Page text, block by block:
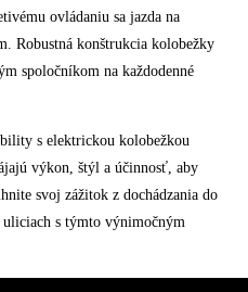
ovládaniu sa jazda na
Robustná konštrukcia kolobežky
spoločníkom na každodenné
s elektrickou kolobežkou
výkon, štýl a účinnosť, aby
svoj zážitok z dochádzania do
uliciach s týmto výnimočným